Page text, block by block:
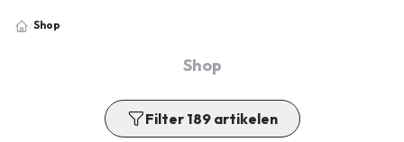
/Shop
Shop
Filter 189 artikelen